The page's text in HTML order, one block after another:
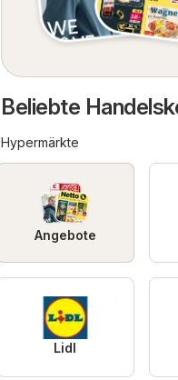
Beliebte
Hypermärkte
Angebote
Lidl